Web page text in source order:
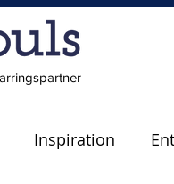
Inspiration